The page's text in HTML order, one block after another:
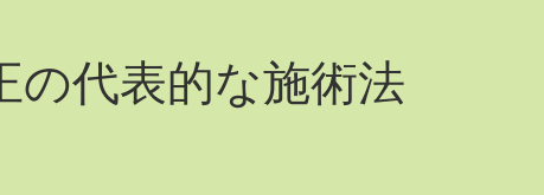
の代表的な施術法